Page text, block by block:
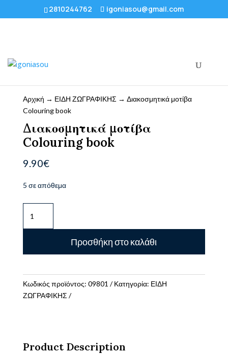
2810244762 igoniasou@gmail.com
Αρχική → ΕΙΔΗ ΖΩΓΡΑΦΙΚΗΣ → Διακοσμητικά μοτίβα
Colouring book
Διακοσμητικά μοτίβα
Colouring book
9.90€
5 σε απόθεμα
μοτίβα
Colouring
ποσότητα
Προσθήκη στο καλάθι
Κωδικός προϊόντος: 09801 Κατηγορία: ΕΙΔΗ
ΖΩΓΡΑΦΙΚΗΣ
Product Description